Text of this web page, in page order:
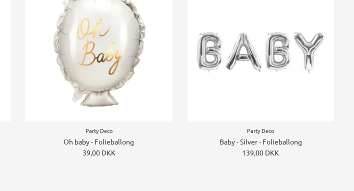
Party Deco
Oh baby - Folieballong
39,00 DKK
Party Deco
Baby - Silver - Folieballong
139,00 DKK